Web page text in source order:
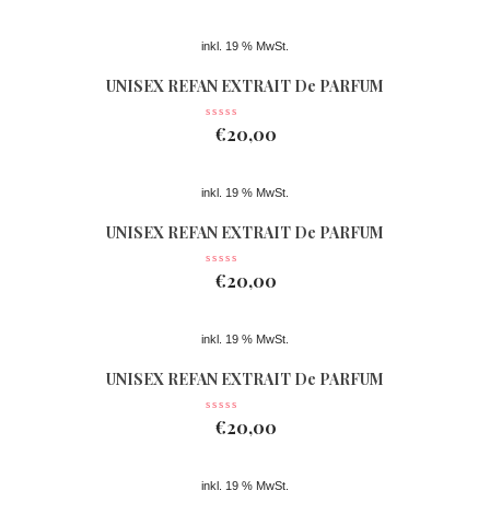
inkl. 19 % MwSt.
UNISEX REFAN EXTRAIT De PARFUM
Nr 361
€20,00
inkl. 19 % MwSt.
UNISEX REFAN EXTRAIT De PARFUM
Nr 362
€20,00
inkl. 19 % MwSt.
UNISEX REFAN EXTRAIT De PARFUM
Nr 074
€20,00
inkl. 19 % MwSt.